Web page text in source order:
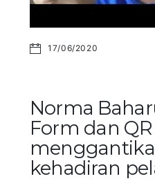
17/06/2020
Norma
Form dan
kehadiran